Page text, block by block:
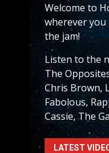
Welcome to
wherever you
the jam!
Listen to the
The
Chris Brown,
Fabolous,
Cassie, The
LATEST